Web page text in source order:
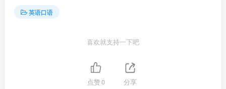
英语口语
喜欢就支持一下吧
点赞0 分享